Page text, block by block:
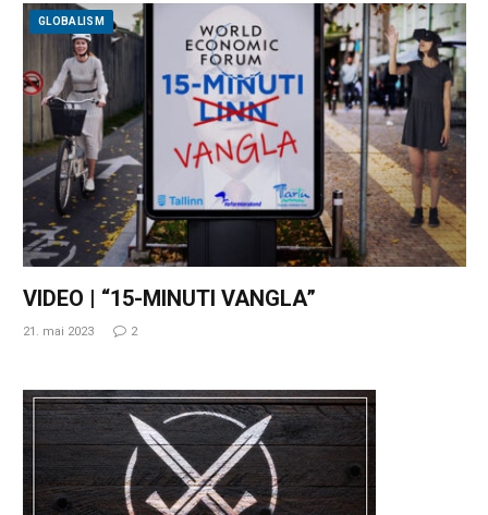
GLOBALISM
VIDEO | “15-MINUTI VANGLA”
21. mai 2023 2